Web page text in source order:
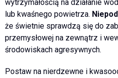
wytrzymałością na działanie
lub kwaśnego powietrza.
że świetnie sprawdzą się do
przemysłowej na zewnątrz i
środowiskach agresywnych.
Postaw na nierdzewne i